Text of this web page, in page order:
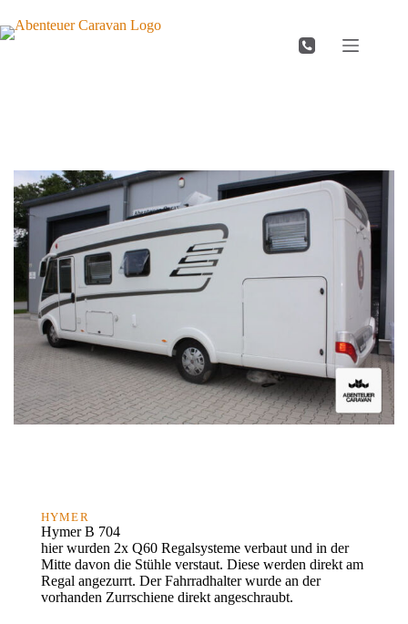
HYMER
Hymer B 704
hier wurden 2x Q60 Regalsysteme verbaut und in der
Mitte davon die Stühle verstaut. Diese werden direkt am
Regal angezurrt. Der Fahrradhalter wurde an der
vorhanden Zurrschiene direkt angeschraubt.